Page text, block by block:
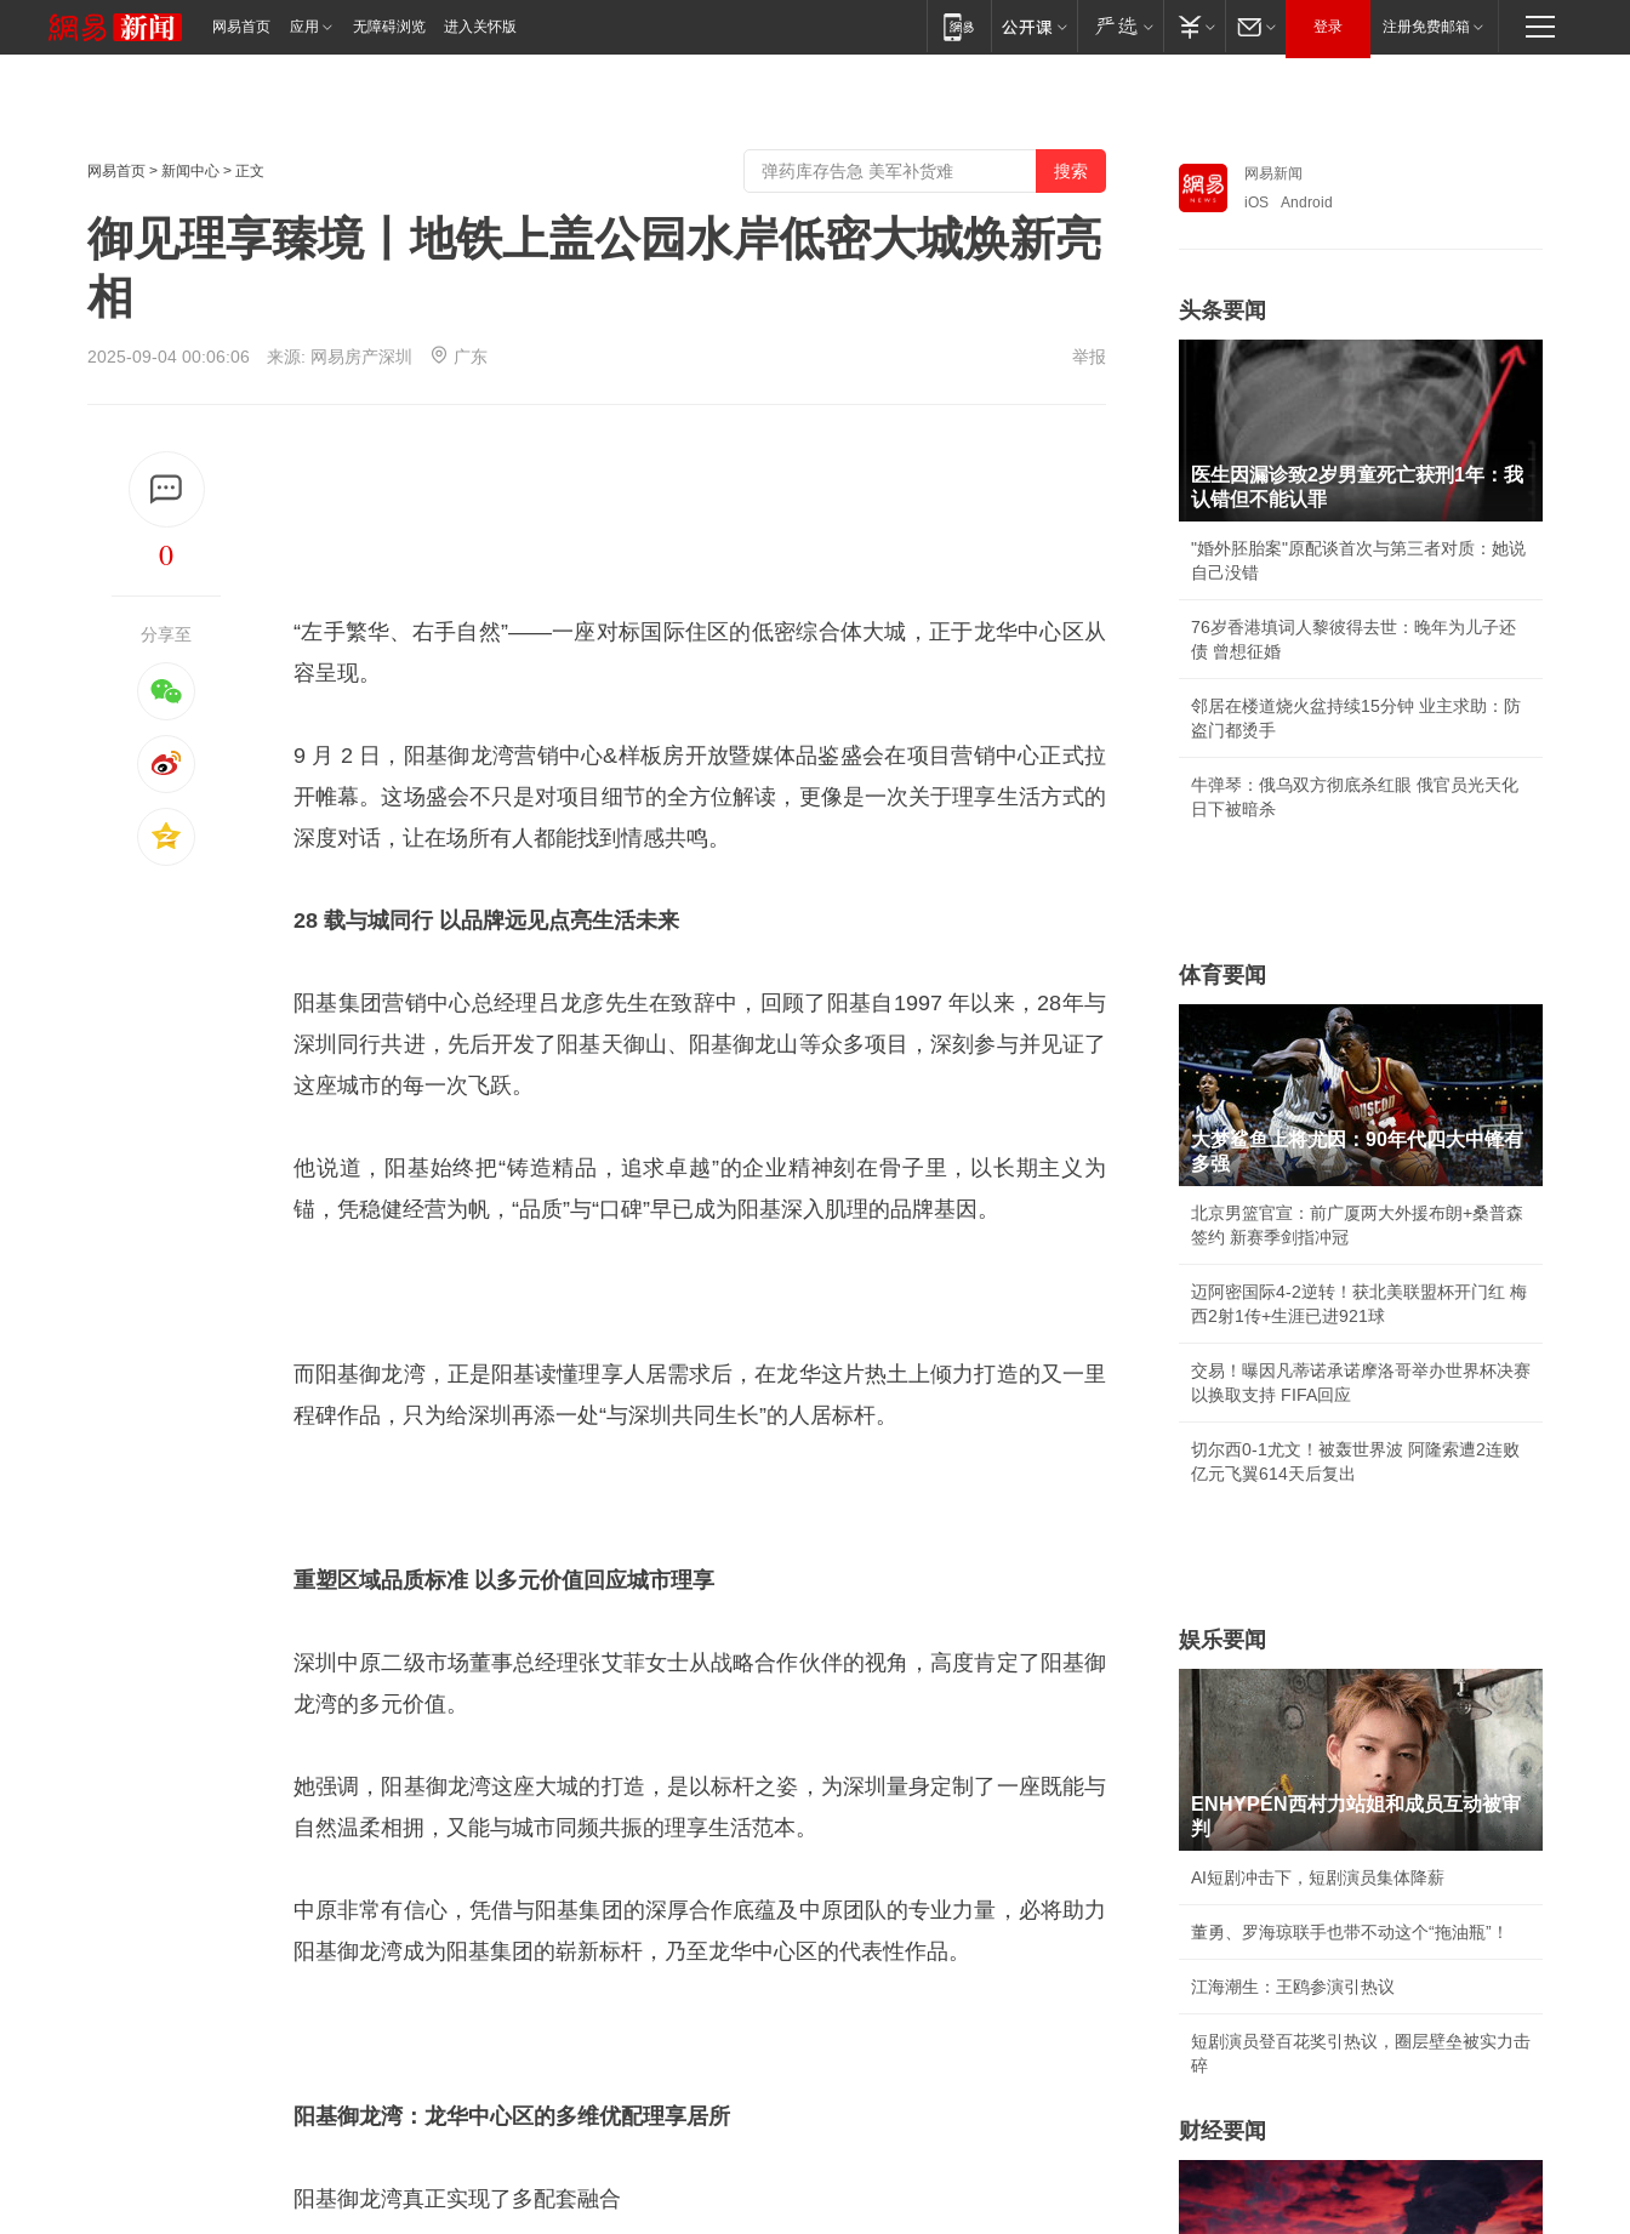
网易首页 应用 无障碍浏览 进入关怀版 登录 注册免费邮箱
网易首页 > 新闻中心 > 正文
御见理享臻境丨地铁上盖公园水岸低密大城焕新亮
相
2025-09-04 00:06:06 来源: 网易房产深圳 广东 举报
0
分享至
“左手繁华、右手自然”——一座对标国际住区的低密综合体大城，正于龙华中心区从
容呈现。
9 月 2 日，阳基御龙湾营销中心&样板房开放暨媒体品鉴盛会在项目营销中心正式拉
开帷幕。这场盛会不只是对项目细节的全方位解读，更像是一次关于理享生活方式的
深度对话，让在场所有人都能找到情感共鸣。
28 载与城同行 以品牌远见点亮生活未来
阳基集团营销中心总经理吕龙彦先生在致辞中，回顾了阳基自1997 年以来，28年与
深圳同行共进，先后开发了阳基天御山、阳基御龙山等众多项目，深刻参与并见证了
这座城市的每一次飞跃。
他说道，阳基始终把“铸造精品，追求卓越”的企业精神刻在骨子里，以长期主义为
锚，凭稳健经营为帆，“品质”与“口碑”早已成为阳基深入肌理的品牌基因。
而阳基御龙湾，正是阳基读懂理享人居需求后，在龙华这片热土上倾力打造的又一里
程碑作品，只为给深圳再添一处“与深圳共同生长”的人居标杆。
重塑区域品质标准 以多元价值回应城市理享
深圳中原二级市场董事总经理张艾菲女士从战略合作伙伴的视角，高度肯定了阳基御
龙湾的多元价值。
她强调，阳基御龙湾这座大城的打造，是以标杆之姿，为深圳量身定制了一座既能与
自然温柔相拥，又能与城市同频共振的理享生活范本。
中原非常有信心，凭借与阳基集团的深厚合作底蕴及中原团队的专业力量，必将助力
阳基御龙湾成为阳基集团的崭新标杆，乃至龙华中心区的代表性作品。
阳基御龙湾：龙华中心区的多维优配理享居所
阳基御龙湾真正实现了多配套融合
网易新闻
iOS
Android
头条要闻
医生因漏诊致2岁男童死亡获刑1年：我
认错但不能认罪
"婚外胚胎案"原配谈首次与第三者对质：她说
自己没错
76岁香港填词人黎彼得去世：晚年为儿子还
债 曾想征婚
邻居在楼道烧火盆持续15分钟 业主求助：防
盗门都烫手
牛弹琴：俄乌双方彻底杀红眼 俄官员光天化
日下被暗杀
体育要闻
大梦鲨鱼上将尤因：90年代四大中锋有
多强
北京男篮官宣：前广厦两大外援布朗+桑普森
签约 新赛季剑指冲冠
迈阿密国际4-2逆转！获北美联盟杯开门红 梅
西2射1传+生涯已进921球
交易！曝因凡蒂诺承诺摩洛哥举办世界杯决赛
以换取支持 FIFA回应
切尔西0-1尤文！被轰世界波 阿隆索遭2连败
亿元飞翼614天后复出
娱乐要闻
ENHYPEN西村力站姐和成员互动被审
判
AI短剧冲击下，短剧演员集体降薪
董勇、罗海琼联手也带不动这个“拖油瓶”！
江海潮生：王鸥参演引热议
短剧演员登百花奖引热议，圈层壁垒被实力击
碎
财经要闻